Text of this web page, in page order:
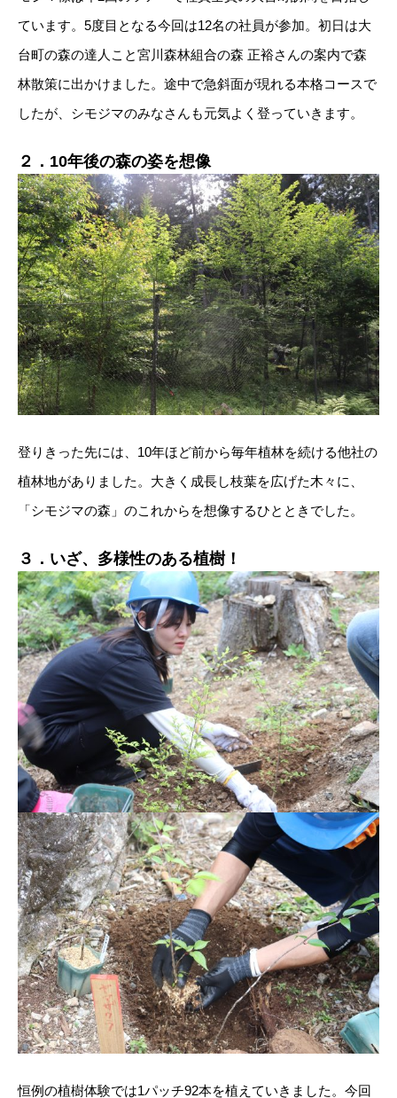
ています。5度目となる今回は12名の社員が参加。初日は大
台町の森の達人こと宮川森林組合の森 正裕さんの案内で森
林散策に出かけました。途中で急斜面が現れる本格コースで
したが、シモジマのみなさんも元気よく登っていきます。
２．10年後の森の姿を想像
登りきった先には、10年ほど前から毎年植林を続ける他社の
植林地がありました。大きく成長し枝葉を広げた木々に、
「シモジマの森」のこれからを想像するひとときでした。
３．いざ、多様性のある植樹！
恒例の植樹体験では1パッチ92本を植えていきました。今回